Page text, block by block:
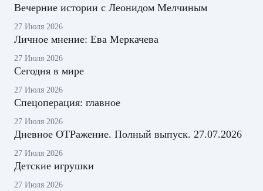
Вечерние истории с Леонидом Мелчиным
27 Июля 2026
Личное мнение: Ева Меркачева
27 Июля 2026
Сегодня в мире
27 Июля 2026
Спецоперация: главное
27 Июля 2026
Дневное ОТРажение. Полный выпуск. 27.07.2026
27 Июля 2026
Детские игрушки
27 Июля 2026